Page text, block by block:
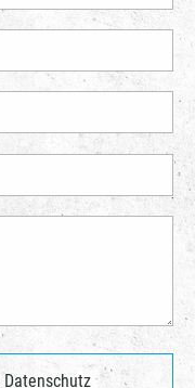
Datenschutz